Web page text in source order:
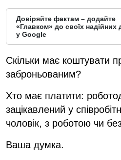
Довіряйте фактам – додайте
«Главком» до своїх надійних
у Google
Скільки має коштувати
заброньованим?
Хто має платити:
зацікавлений у
чоловік, з роботою чи
Ваша думка.